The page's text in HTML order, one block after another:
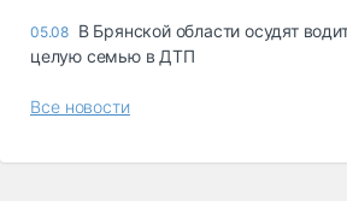
05.08 В Брянской области осудят
целую семью в ДТП
Все новости